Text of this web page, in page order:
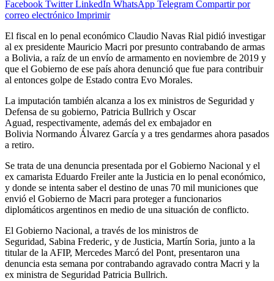
Facebook Twitter LinkedIn WhatsApp Telegram Compartir por
correo electrónico Imprimir
El fiscal en lo penal económico Claudio Navas Rial pidió investigar
al ex presidente Mauricio Macri por presunto contrabando de armas
a Bolivia, a raíz de un envío de armamento en noviembre de 2019 y
que el Gobierno de ese país ahora denunció que fue para contribuir
al entonces golpe de Estado contra Evo Morales.
La imputación también alcanza a los ex ministros de Seguridad y
Defensa de su gobierno, Patricia Bullrich y Oscar
Aguad, respectivamente, además del ex embajador en
Bolivia Normando Álvarez García y a tres gendarmes ahora pasados
a retiro.
Se trata de una denuncia presentada por el Gobierno Nacional y el
ex camarista Eduardo Freiler ante la Justicia en lo penal económico,
y donde se intenta saber el destino de unas 70 mil municiones que
envió el Gobierno de Macri para proteger a funcionarios
diplomáticos argentinos en medio de una situación de conflicto.
El Gobierno Nacional, a través de los ministros de
Seguridad, Sabina Frederic, y de Justicia, Martín Soria, junto a la
titular de la AFIP, Mercedes Marcó del Pont, presentaron una
denuncia esta semana por contrabando agravado contra Macri y la
ex ministra de Seguridad Patricia Bullrich.